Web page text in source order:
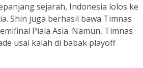
sejarah, Indonesia lolos ke
Shin juga berhasil bawa Timnas
Piala Asia. Namun, Timnas
usai kalah di babak playoff